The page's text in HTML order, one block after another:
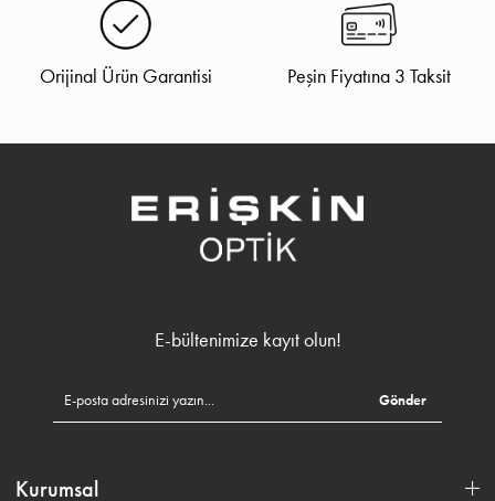
Orijinal Ürün Garantisi Peşin Fiyatına 3 Taksit
E-bültenimize kayıt olun!
Gönder
Kurumsal